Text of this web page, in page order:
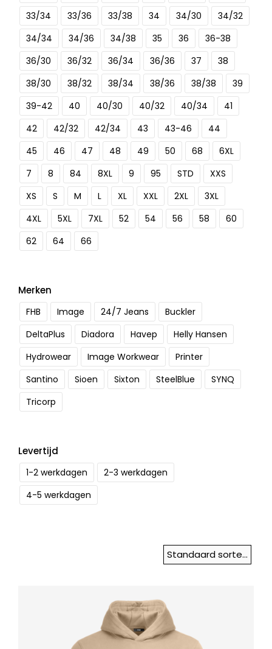
33/34
33/36 33/38 34 34/30
34/32
34/34
34/36 34/38 35 36
36-38
36/30
36/32 36/34 36/36 37
38
38/30
38/32 38/34 38/36 38/38
39
39-42
40 40/30 40/32 40/34
41
42
42/32 42/34 43 43-46
44
45
46 47 48 49 50 68
6XL
7
8 84 8XL 9 95 STD
XXS
XS
S M L XL XXL 2XL
3XL
4XL
5XL 7XL 52 54 56 58
60
62
64 66
Merken
FHB Image 24/7 Jeans
Buckler
DeltaPlus
Diadora Havep
Helly Hansen
Hydrowear
Image Workwear
Printer
Santino
Sioen Sixton SteelBlue
SYNQ
Tricorp
Levertijd
1-2 werkdagen
2-3 werkdagen
4-5 werkdagen